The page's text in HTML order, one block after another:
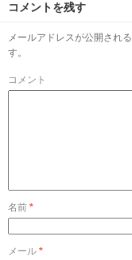
コメントを残す
メールアドレスが公開され
す。
コメント
名前 *
メール *